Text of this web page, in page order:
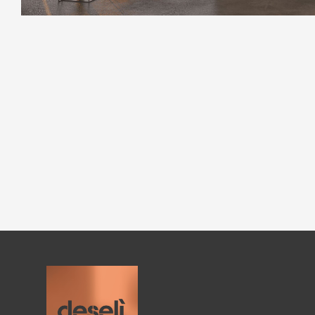
Mobilier extérieur à Megève